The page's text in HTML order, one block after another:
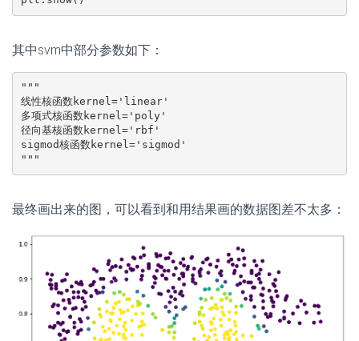
其中svm中部分参数如下：
"""
线性核函数kernel='linear'
多项式核函数kernel='poly'
径向基核函数kernel='rbf'
sigmod核函数kernel='sigmod'
"""
最终画出来的图，可以看到和用结果画的数据图差不太多：